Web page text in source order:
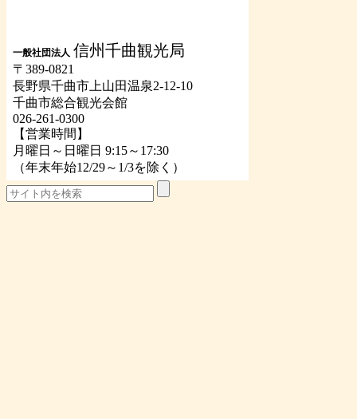
一般社団法人 信州千曲観光局
〒389-0821
長野県千曲市上山田温泉2-12-10
千曲市総合観光会館
026-261-0300
【営業時間】
月曜日～日曜日 9:15～17:30
（年末年始12/29～1/3を除く）